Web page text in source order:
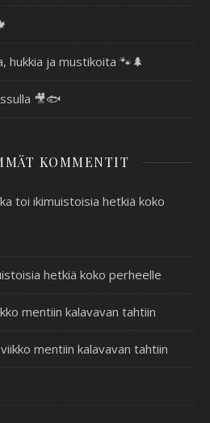
hukkia ja mustikoita 🐾🌲
🎥🐟
KOMMENTIT
toi ikimuistoisia hetkiä koko
hetkiä koko perheelle
mentiin kalavavan tahtiin
mentiin kalavavan tahtiin